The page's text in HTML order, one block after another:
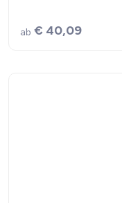
ab € 40,09